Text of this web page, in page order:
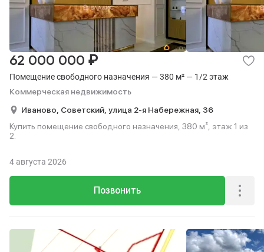
Помещение свободного назначения — 380 м² — 1/2 этаж
Коммерческая недвижимость
62 000 000 ₽
Иваново, Советский, улица 2-я Набережная, 36
Купить помещение свободного назначения, 380 м², этаж 1 из
2.
Позвонить
4 августа 2026